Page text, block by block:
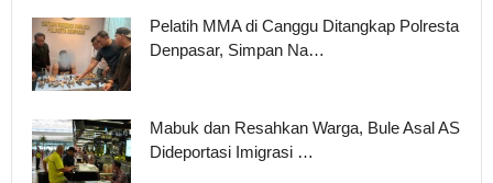
Pelatih MMA di Canggu Ditangkap Polresta
Denpasar, Simpan Na…
Mabuk dan Resahkan Warga, Bule Asal AS
Dideportasi Imigrasi …